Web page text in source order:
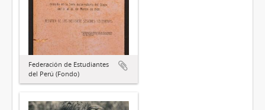
Federación de Estudiantes
del Perú (Fondo)